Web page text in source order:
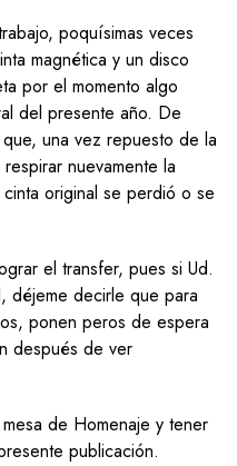
poquísimas veces
magnética y un disco
por el momento algo
del presente año. De
una vez repuesto de la
nuevamente la
original se perdió o se
el transfer, pues si Ud.
déjeme decirle que para
ponen peros de espera
después de ver
de Homenaje y tener
publicación.